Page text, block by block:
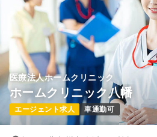
医療法人ホームクリニック
ホームクリニック八幡
エージェント求人 車通勤可